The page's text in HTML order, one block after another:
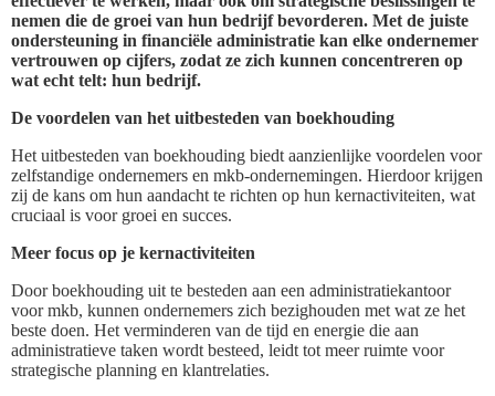
nemen die de groei van hun bedrijf bevorderen. Met de juiste
ondersteuning in financiële administratie kan elke ondernemer
vertrouwen op cijfers, zodat ze zich kunnen concentreren op
wat echt telt: hun bedrijf.
De voordelen van het uitbesteden van boekhouding
Het uitbesteden van boekhouding biedt aanzienlijke voordelen voor
zelfstandige ondernemers en mkb-ondernemingen. Hierdoor krijgen
zij de kans om hun aandacht te richten op hun kernactiviteiten, wat
cruciaal is voor groei en succes.
Meer focus op je kernactiviteiten
Door boekhouding uit te besteden aan een administratiekantoor
voor mkb, kunnen ondernemers zich bezighouden met wat ze het
beste doen. Het verminderen van de tijd en energie die aan
administratieve taken wordt besteed, leidt tot meer ruimte voor
strategische planning en klantrelaties.